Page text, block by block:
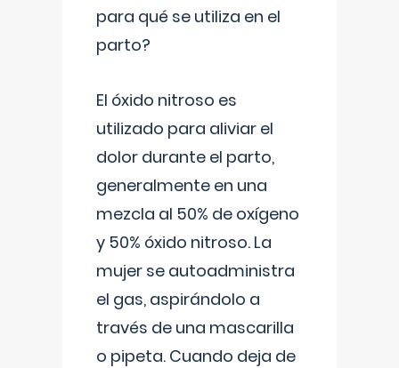
para qué se utiliza en el
parto?
El óxido nitroso es
utilizado para aliviar el
dolor durante el parto,
generalmente en una
mezcla al 50% de oxígeno
y 50% óxido nitroso. La
mujer se autoadministra
el gas, aspirándolo a
través de una mascarilla
o pipeta. Cuando deja de